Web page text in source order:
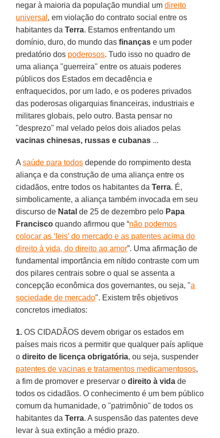
negar à maioria da população mundial umdireito
universal , em violação do contrato social entre os
habitantes daTerra. Estamos enfrentando um
domínio, duro, do mundo dasfinanças e um poder
predatório dos poderosos. Tudo isso no quadro de
uma aliança "guerreira" entre os atuais poderes
públicos dos Estados em decadência e
enfraquecidos, por um lado, e os poderes privados
das poderosas oligarquias financeiras, industriais e
militares globais, pelo outro. Basta pensar no
"desprezo" mal velado pelos dois aliados pelas
vacinas chinesas, russas e cubanas ...
Asaúde para todos depende do rompimento desta
aliança e da construção de uma aliança entre os
cidadãos, entre todos os habitantes daTerra. É,
simbolicamente, a aliança também invocada em seu
discurso de Natal de 25 de dezembro pelo Papa
Francisco quando afirmou que “não podemos
colocar as ‘leis’ do mercado e as patentes acima do
direito à vida, do direito ao amor”. Uma afirmação de
fundamental importância em nítido contraste com um
dos pilares centrais sobre o qual se assenta a
concepção econômica dos governantes, ou seja, "a
sociedade de mercado". Existem três objetivos
concretos imediatos:
1. OS CIDADÃOS devem obrigar os estados em
países mais ricos a permitir que qualquer país aplique
odireito de licença obrigatória, ou seja, suspender
patentes de vacinas e tratamentos medicamentosos,
a fim de promover e preservar odireito à vida de
todos os cidadãos. O conhecimento é um bem público
comum da humanidade, o "patrimônio" de todos os
habitantes daTerra. A suspensão das patentes deve
levar à sua extinção a médio prazo.